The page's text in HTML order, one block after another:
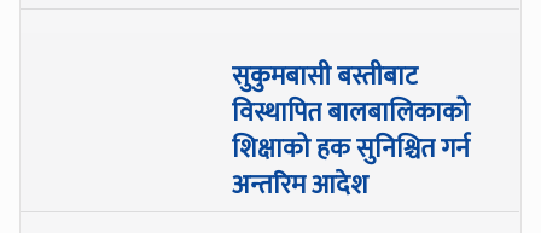
सुकुमबासी बस्तीबाट
विस्थापित बालबालिकाको
शिक्षाको हक सुनिश्चित गर्न
अन्तरिम आदेश